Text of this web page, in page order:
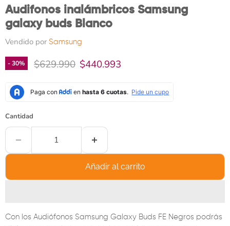
Audifonos inalámbricos Samsung
galaxy buds Blanco
Vendido por Samsung
-30% Precio original
$629.990 Precio actual
$440.993
Cantidad
Añadir al carrito
Con los Audiófonos Samsung Galaxy Buds FE Negros podrás